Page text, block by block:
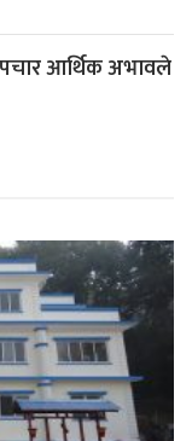
आर्थिक अभावले